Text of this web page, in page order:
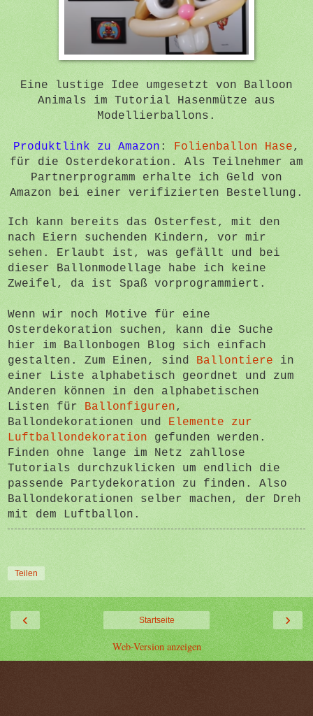
Eine lustige Idee umgesetzt von Balloon
Animals im Tutorial Hasenmütze aus
Modellierballons.
Produktlink zu Amazon : Folienballon Hase,
für die Osterdekoration. Als Teilnehmer am
Partnerprogramm erhalte ich Geld von
Amazon bei einer verifizierten Bestellung.
Ich kann bereits das Osterfest, mit den
nach Eiern suchenden Kindern, vor mir
sehen. Erlaubt ist, was gefällt und bei
dieser Ballonmodellage habe ich keine
Zweifel, da ist Spaß vorprogrammiert.
Wenn wir noch Motive für eine
Osterdekoration suchen, kann die Suche
hier im Ballonbogen Blog sich einfach
gestalten. Zum Einen, sind Ballontiere in
einer Liste alphabetisch geordnet und zum
Anderen können in den alphabetischen
Listen für Ballonfiguren,
Ballondekorationen und Elemente zur
Luftballondekoration gefunden werden.
Finden ohne lange im Netz zahllose
Tutorials durchzuklicken um endlich die
passende Partydekoration zu finden. Also
Ballondekorationen selber machen, der Dreh
mit dem Luftballon.
Teilen
‹ ›
Startseite
Web-Version anzeigen